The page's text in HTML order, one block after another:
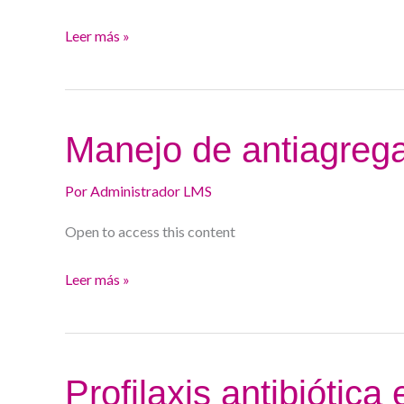
Leer más »
Manejo de
PorAdministrador LMS
Open to access this content
Manejo
de
antiagregantes
Leer más »
Profilaxis antibiótica
Profilaxis